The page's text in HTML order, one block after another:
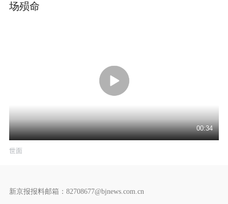
场殒命
00:34
世面
新京报报料邮箱：82708677@bjnews.com.cn